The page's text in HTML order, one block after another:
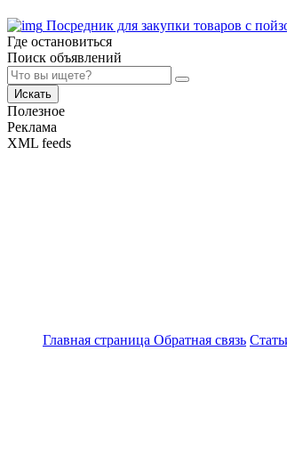
Посредник для закупки товаров с
Где остановиться
Поиск объявлений
Искать
Полезное
Реклама
XML feeds
Главная страница Обратная связь